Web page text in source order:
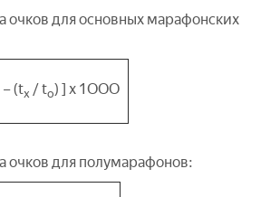
очков для основных марафонских
– (tх / tо) ] x 1ООО
очков для полумарафонов: